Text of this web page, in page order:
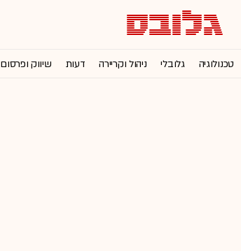
טכנולוגיה גלובלי ניהול וקריירה דעות שיווק ופרסום